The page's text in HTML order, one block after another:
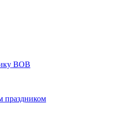
ВОВ
праздником